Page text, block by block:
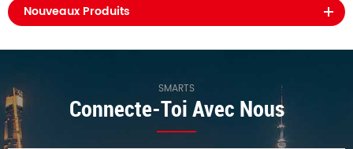
Nouveaux Produits
SMARTS
Connecte-Toi Avec Nous